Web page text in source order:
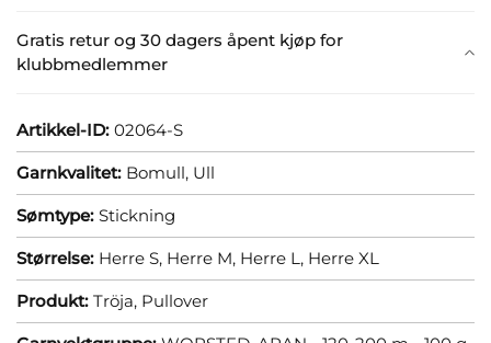
Gratis retur og 30 dagers åpent kjøp for
klubbmedlemmer
Artikkel-ID: 02064-S
Garnkvalitet: Bomull, Ull
Sømtype: Stickning
Størrelse: Herre S, Herre M, Herre L, Herre XL
Produkt: Tröja, Pullover